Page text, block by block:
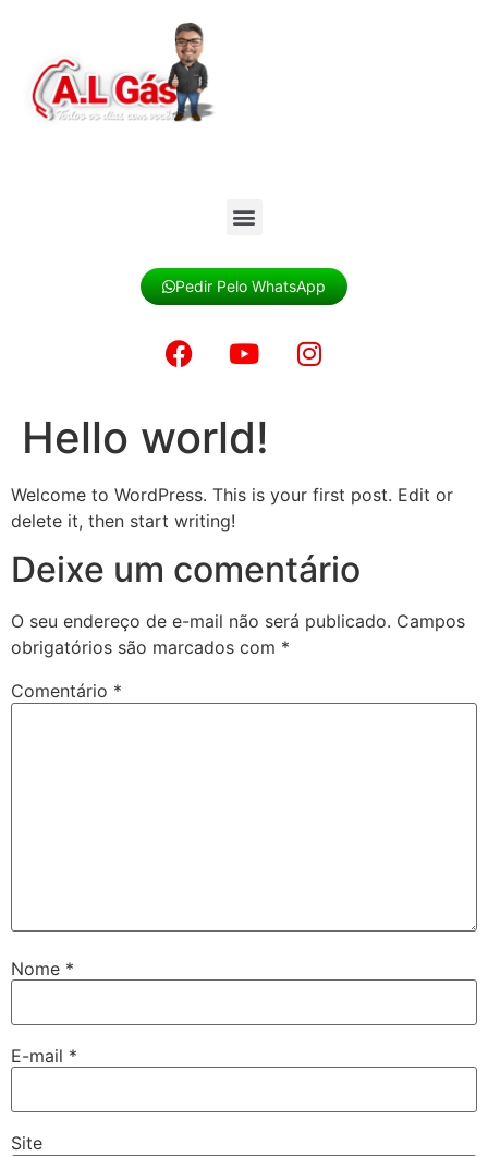
Pedir Pelo WhatsApp
Hello world!
Welcome to WordPress. This is your first post. Edit or
delete it, then start writing!
Deixe um comentário
O seu endereço de e-mail não será publicado. Campos
obrigatórios são marcados com *
Comentário *
Nome *
E-mail *
Site